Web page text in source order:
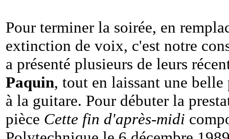
Pour terminer la soirée, en
extinction de voix, c'est notre
a présenté plusieurs de leurs
Paquin, tout en laissant une
à la guitare. Pour débuter la
pièce Cette fin d'après-midi